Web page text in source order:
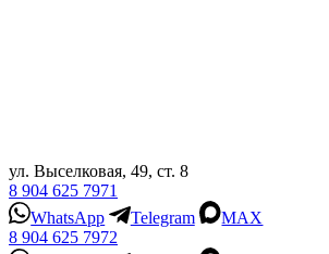
ул. Выселковая, 49, ст. 8
8 904 625 7971
WhatsApp
Telegram
MAX
8 904 625 7972